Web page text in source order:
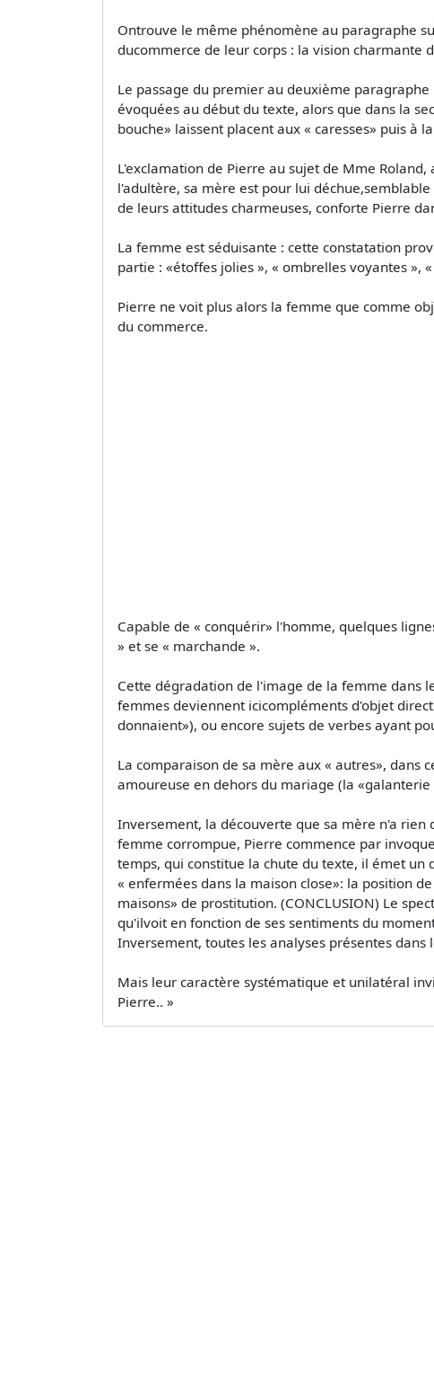
Ontrouve le même phénomène au paragraphe
ducommerce de leur corps : la vision charmante
Le passage du premier au deuxième
évoquées au début du texte, alors que dans la
bouche» laissent placent aux « caresses» puis à
L'exclamation de Pierre au sujet de Mme
l'adultère, sa mère est pour lui
de leurs attitudes charmeuses, conforte Pierre
La femme est séduisante : cette constatation
partie : «étoffes jolies », « ombrelles voyantes »,
Pierre ne voit plus alors la femme que comme
du commerce.
Capable de « conquérir» l'homme, quelques
» et se « marchande ».
Cette dégradation de l'image de la femme dans
femmes deviennent icicompléments d'objet
donnaient»), ou encore sujets de verbes ayant
La comparaison de sa mère aux « autres», dans
amoureuse en dehors du mariage (la
Inversement, la découverte que sa mère n'a
femme corrompue, Pierre commence par
temps, qui constitue la chute du texte, il émet
« enfermées dans la maison close»: la position
maisons» de prostitution. (CONCLUSION) Le
qu'ilvoit en fonction de ses sentiments du
Inversement, toutes les analyses présentes
Mais leur caractère systématique et unilatéral
Pierre.. »